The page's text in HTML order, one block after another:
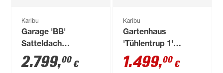
Karibu
Garage 'BB'
Satteldach
naturfarben 297 x
447 x 270 cm
2.799,00 €
Karibu
Gartenhaus
'Tühlentrup 1'
Fichtenholz
naturbelassen 211 x
1.499,00 €